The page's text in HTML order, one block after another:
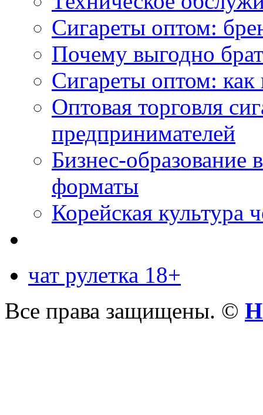
Сигареты оптом:
Почему выгодно
Сигареты оптом: как
Оптовая торговля
предпринимателей
Бизнес-образование
форматы
Корейская культура
чат рулетка 18+
Все права защищены. ©